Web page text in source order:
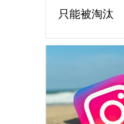
只能被淘汰